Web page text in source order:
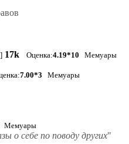
17k Оценка:4.19*10 Мемуары
7.00*3 Мемуары
Мемуары
о себе по поводу других"